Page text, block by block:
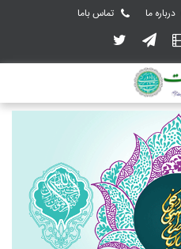
درباره ما تماس باما